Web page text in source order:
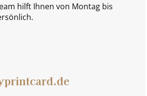
hilft Ihnen von Montag bis